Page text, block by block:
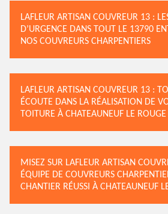
LAFLEUR ARTISAN COUVREUR 13 :
D’URGENCE DANS TOUT LE 13790
NOS COUVREURS CHARPENTIERS
LAFLEUR ARTISAN COUVREUR 13 :
ÉCOUTE DANS LA RÉALISATION DE
TOITURE À CHATEAUNEUF LE ROUGE
MISEZ SUR LAFLEUR ARTISAN
ÉQUIPE DE COUVREURS
CHANTIER RÉUSSI À CHATEAUNEUF